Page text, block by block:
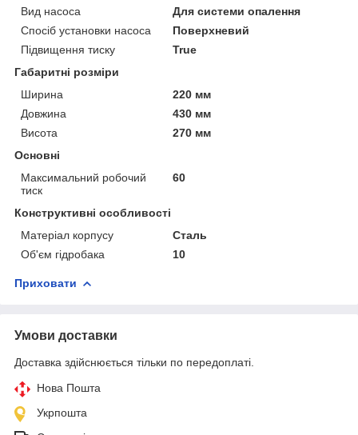
Вид насоса
Для системи опалення
Спосіб установки насоса
Поверхневий
Підвищення тиску
True
Габаритні розміри
Ширина
220 мм
Довжина
430 мм
Висота
270 мм
Основні
Максимальний робочий
тиск
60
Конструктивні особливості
Матеріал корпусу
Сталь
Об'єм гідробака
10
Приховати
Умови доставки
Доставка здійснюється тільки по передоплаті.
Нова Пошта
Укрпошта